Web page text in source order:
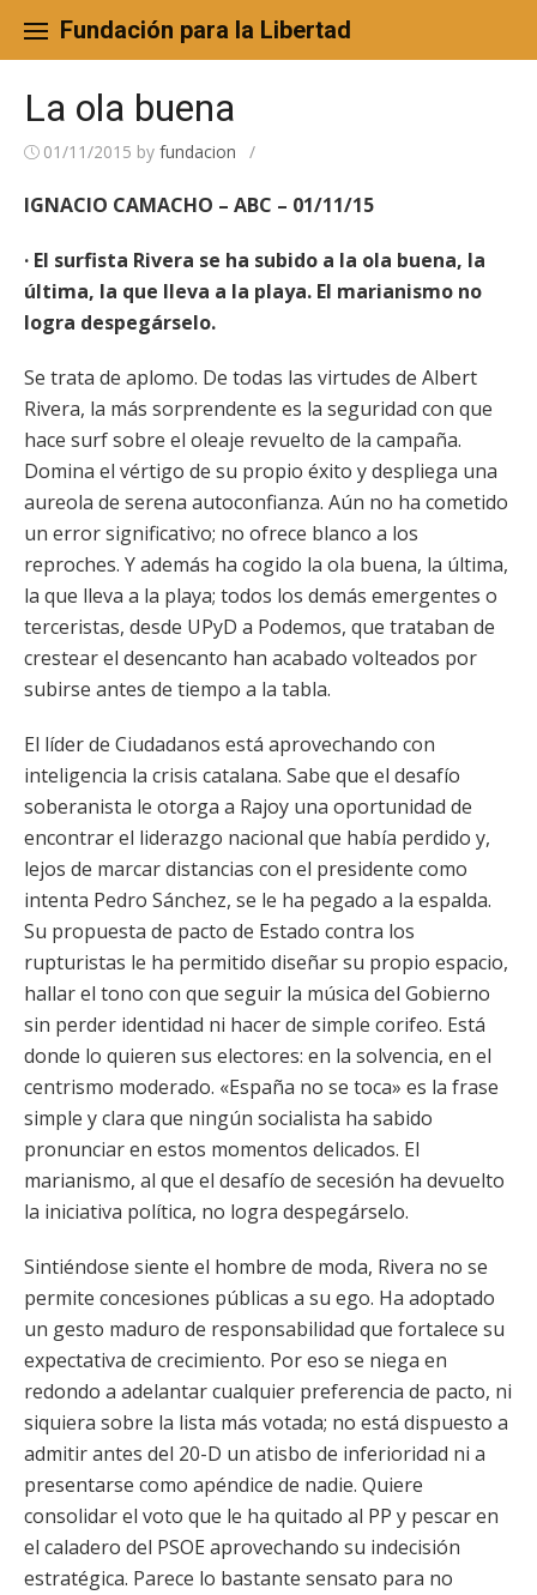
content
Fundación para la Libertad
La ola buena
01/11/2015 by fundacion /
IGNACIO CAMACHO – ABC – 01/11/15
· El surfista Rivera se ha subido a la ola buena, la
última, la que lleva a la playa. El marianismo no
logra despegárselo.
Se trata de aplomo. De todas las virtudes de Albert
Rivera, la más sorprendente es la seguridad con que
hace surf sobre el oleaje revuelto de la campaña.
Domina el vértigo de su propio éxito y despliega una
aureola de serena autoconfianza. Aún no ha cometido
un error significativo; no ofrece blanco a los
reproches. Y además ha cogido la ola buena, la última,
la que lleva a la playa; todos los demás emergentes o
terceristas, desde UPyD a Podemos, que trataban de
crestear el desencanto han acabado volteados por
subirse antes de tiempo a la tabla.
El líder de Ciudadanos está aprovechando con
inteligencia la crisis catalana. Sabe que el desafío
soberanista le otorga a Rajoy una oportunidad de
encontrar el liderazgo nacional que había perdido y,
lejos de marcar distancias con el presidente como
intenta Pedro Sánchez, se le ha pegado a la espalda.
Su propuesta de pacto de Estado contra los
rupturistas le ha permitido diseñar su propio espacio,
hallar el tono con que seguir la música del Gobierno
sin perder identidad ni hacer de simple corifeo. Está
donde lo quieren sus electores: en la solvencia, en el
centrismo moderado. «España no se toca» es la frase
simple y clara que ningún socialista ha sabido
pronunciar en estos momentos delicados. El
marianismo, al que el desafío de secesión ha devuelto
la iniciativa política, no logra despegárselo.
Sintiéndose siente el hombre de moda, Rivera no se
permite concesiones públicas a su ego. Ha adoptado
un gesto maduro de responsabilidad que fortalece su
expectativa de crecimiento. Por eso se niega en
redondo a adelantar cualquier preferencia de pacto, ni
siquiera sobre la lista más votada; no está dispuesto a
admitir antes del 20-D un atisbo de inferioridad ni a
presentarse como apéndice de nadie. Quiere
consolidar el voto que le ha quitado al PP y pescar en
el caladero del PSOE aprovechando su indecisión
estratégica. Parece lo bastante sensato para no